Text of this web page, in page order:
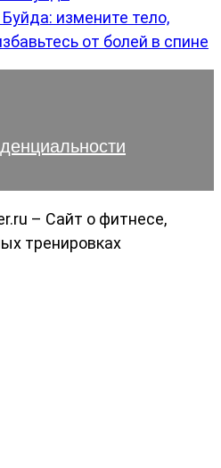
измените тело,
от болей в спине
– Сайт о фитнесе,
тренировках